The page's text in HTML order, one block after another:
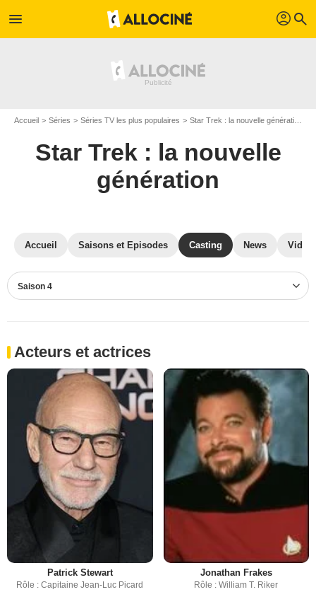
menu profil search
Accueil Séries Séries TV les plus populaires Star Trek : la nouvelle génération
Star Trek : la nouvelle
génération
Accueil Saisons et Episodes Casting News
Saison 4
Acteurs et actrices
Patrick Stewart
Rôle : Capitaine Jean-Luc Picard
Jonathan Frakes
Rôle : William T. Riker